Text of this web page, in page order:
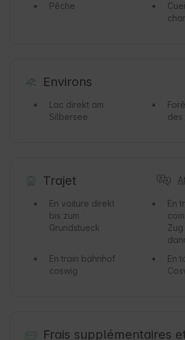
Pêche
Environs
Lac direkt am
Silbersee
des
Trajet
En voiture direkt
bis zum
Grundstueck
En
En train bahnhof
coswig
En
Frais supplémentaires